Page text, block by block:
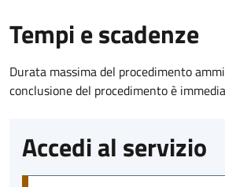
Tempi e scadenze
Durata massima del procedimento
conclusione del procedimento è
Accedi al servizio